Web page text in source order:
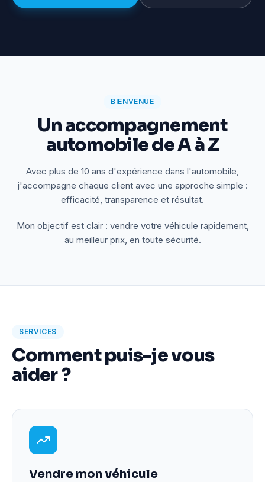
BIENVENUE
Un accompagnement
automobile de A à Z
Avec plus de 10 ans d'expérience dans l'automobile,
j'accompagne chaque client avec une approche simple :
efficacité, transparence et résultat.
Mon objectif est clair : vendre votre véhicule rapidement,
au meilleur prix, en toute sécurité.
SERVICES
Comment puis-je vous
aider ?
Vendre mon véhicule